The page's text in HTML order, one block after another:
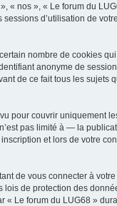
« nos », « Le forum du
d’utilisation de
nombre de cookies
anonyme de
de ce fait tous les sujets
pour couvrir uniquement
pas limité à — la
et lors de votre
de vous connecter à
lois de protection des
« Le forum du LUG68 »